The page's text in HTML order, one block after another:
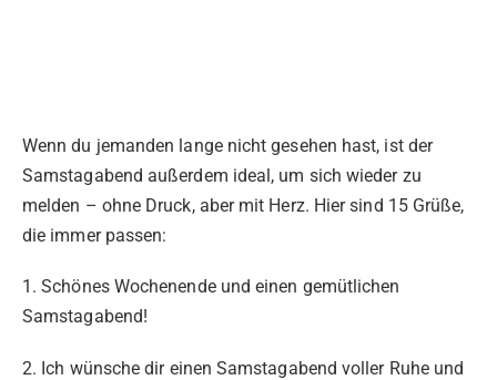
Wenn du jemanden lange nicht gesehen hast, ist der
Samstagabend außerdem ideal, um sich wieder zu
melden – ohne Druck, aber mit Herz. Hier sind 15 Grüße,
die immer passen:
1. Schönes Wochenende und einen gemütlichen
Samstagabend!
2. Ich wünsche dir einen Samstagabend voller Ruhe und